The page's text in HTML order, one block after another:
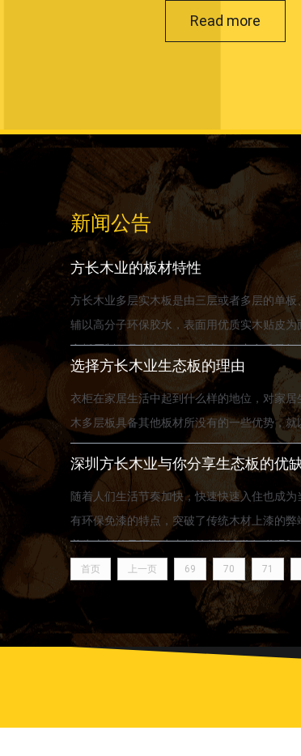
Read more
新闻公告
方长木业的板材特性
方长木业多层实木板是由三层或者多层的单
辅以高分子环保胶水，表面用优质实木贴皮
合板压制，具有变形小、强度大、内在质量
具有不易变形的特点以及良好的...
选择方长木业生态板的理由
衣柜在家居生活中起到什么样的地位，对家
木多层板具备其他板材所没有的一些优势，
深圳方长木业与你分享生态板的优
随着人们生活节奏加快，快速快速入住也成
有环保免漆的特点，突破了传统木材上漆的
着生态板的风靡，生态板的优缺点你知道吗?
首页 上一页 69 70 71